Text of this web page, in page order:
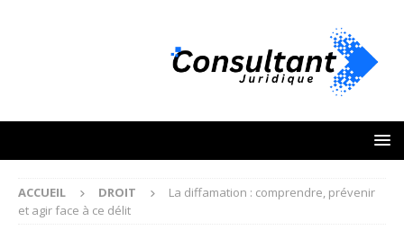
ACCUEIL DROIT
La diffamation : comprendre, prévenir
et agir face à ce délit